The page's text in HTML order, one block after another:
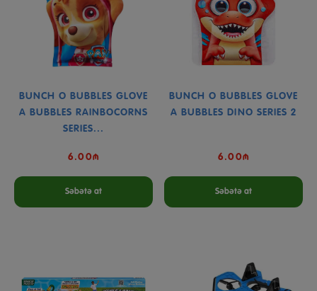
BUNCH O BUBBLES GLOVE
A BUBBLES RAINBOCORNS
SERIES...
6.00₼
Səbətə at
BUNCH O BUBBLES GLOVE
A BUBBLES DINO SERIES 2
6.00₼
Səbətə at